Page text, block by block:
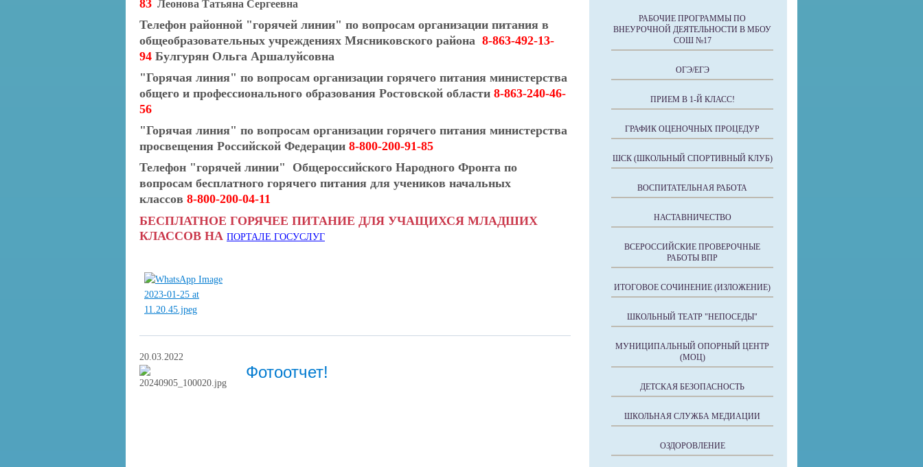
83 Леонова Татьяна Сергеевна
Телефон районной "горячей линии" по вопросам организации питания в
общеобразовательных учреждениях Мясниковского района 8-863-492-13-
94 Булгурян Ольга Аршалуйсовна
"Горячая линия" по вопросам организации горячего питания министерства
общего и профессионального образования Ростовской области 8-863-240-46-
56
"Горячая линия" по вопросам организации горячего питания министерства
просвещения Российской Федерации 8-800-200-91-85
Телефон "горячей линии" Общероссийского Народного Фронта по
вопросам бесплатного горячего питания для учеников начальных
классов 8-800-200-04-11
БЕСПЛАТНОЕ ГОРЯЧЕЕ ПИТАНИЕ ДЛЯ УЧАЩИХСЯ МЛАДШИХ
КЛАССОВ НА ПОРТАЛЕ ГОСУСЛУГ
20.03.2022
Фотоотчет!
РАБОЧИЕ ПРОГРАММЫ ПО
ВНЕУРОЧНОЙ ДЕЯТЕЛЬНОСТИ В МБОУ
СОШ №17
ОГЭ/ЕГЭ
ПРИЕМ В 1-Й КЛАСС!
ГРАФИК ОЦЕНОЧНЫХ ПРОЦЕДУР
ШСК (ШКОЛЬНЫЙ СПОРТИВНЫЙ КЛУБ)
ВОСПИТАТЕЛЬНАЯ РАБОТА
НАСТАВНИЧЕСТВО
ВСЕРОССИЙСКИЕ ПРОВЕРОЧНЫЕ
РАБОТЫ ВПР
ИТОГОВОЕ СОЧИНЕНИЕ (ИЗЛОЖЕНИЕ)
ШКОЛЬНЫЙ ТЕАТР "НЕПОСЕДЫ"
МУНИЦИПАЛЬНЫЙ ОПОРНЫЙ ЦЕНТР
(МОЦ)
ДЕТСКАЯ БЕЗОПАСНОСТЬ
ШКОЛЬНАЯ СЛУЖБА МЕДИАЦИИ
ОЗДОРОВЛЕНИЕ